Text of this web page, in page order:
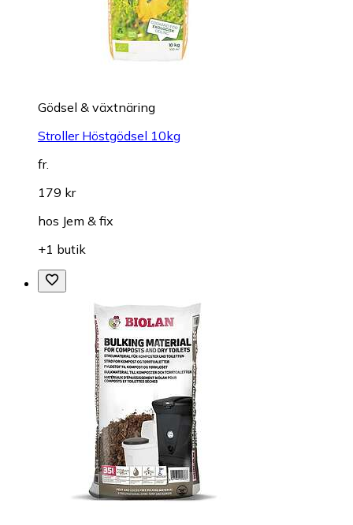
Gödsel & växtnäring
Stroller Höstgödsel 10kg
fr.
179 kr
hos Jem & fix
+1 butik